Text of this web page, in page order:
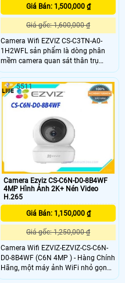
Giá Bán: 1,500,000 ₫
Giá gốc: 1,600,000 ₫
Camera Wifi EZVIZ CS-C3TN-A0-
1H2WFL sản phẩm là dòng phân
mềm camera quan sát thân trụ
ngoài trời. ban đêm có màu, phù
hợp cho các công trình,camera có
độ phân giải 2.0 Megapixel,Ống kính
2. 8mm@F2
Camera Ezviz CS-C6N-D0-8B4WF
4MP Hình Ảnh 2K+ Nén Video
H.265
Giá Bán: 1,150,000 ₫
Giá gốc: 1,250,000 ₫
Camera Wifi EZVIZ-EZVIZ-CS-C6N-
D0-8B4WF (C6N 4MP ) - Hàng Chính
Hãng, một máy ảnh WiFi nhỏ gọn
của EZVIZ, ghi lại những khoảnh
5511